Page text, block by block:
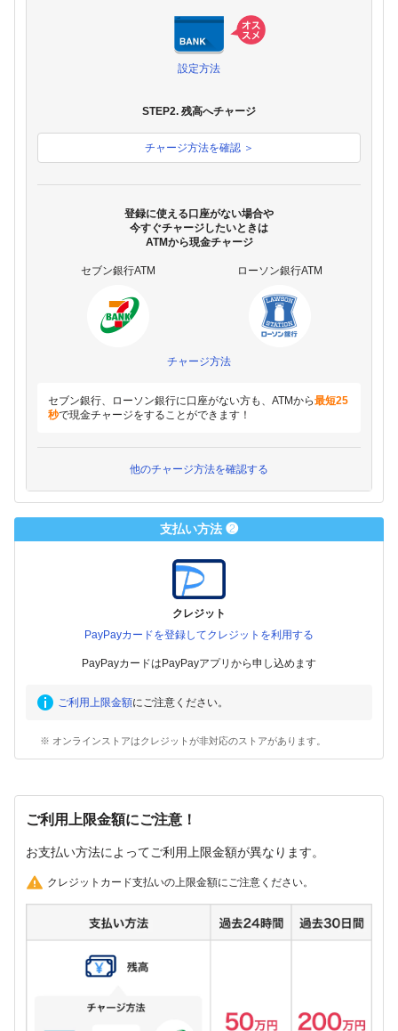
設定方法
STEP2. 残高へチャージ
チャージ方法を確認 ＞
登録に使える口座がない場合や
今すぐチャージしたいときは
ATMから現金チャージ
セブン銀行ATM ローソン銀行ATM
チャージ方法
セブン銀行、ローソン銀行に口座がない方も、ATMから最短25
秒で現金チャージをすることができます！
他のチャージ方法を確認する
支払い方法 ❷
クレジット
PayPayカードを登録してクレジットを利用する
PayPayカードはPayPayアプリから申し込めます
ご利用上限金額にご注意ください。
※ オンラインストアはクレジットが非対応のストアがあります。
ご利用上限金額にご注意！
お支払い方法によってご利用上限金額が異なります。
クレジットカード支払いの上限金額にご注意ください。